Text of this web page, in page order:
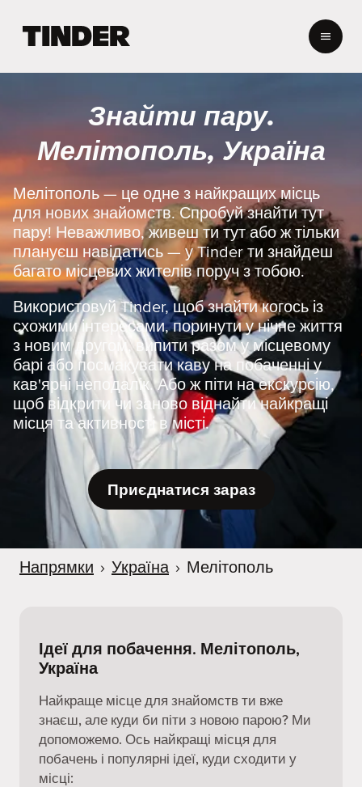
н
с
о
р
і
н
к
а
T
i
n
d
e
r
Знайти пару.
Мелітополь, Україна
Мелітополь — це одне з найкращих місць
для нових знайомств. Спробуй знайти тут
пару! Неважливо, живеш ти тут або ж тільки
плануєш навідатись — у Tinder ти знайдеш
багато місцевих жителів поруч з тобою.
Використовуй Tinder, щоб знайти когось із
схожими інтересами, поринути у нічне життя
з новим другом, випити разом у місцевому
барі або посмакувати каву на побаченні у
кав'ярні неподалік. Або ж піти на екскурсію,
щоб відкрити чи заново віднайти найкращі
місця та активності в місті.
Приєднатися зараз
Напрямки › Україна › Мелітополь
Ідеї для побачення. Мелітополь,
Україна
Найкраще місце для знайомств ти вже
знаєш, але куди би піти з новою парою? Ми
допоможемо. Ось найкращі місця для
побачень і популярні ідеї, куди сходити у
місці: